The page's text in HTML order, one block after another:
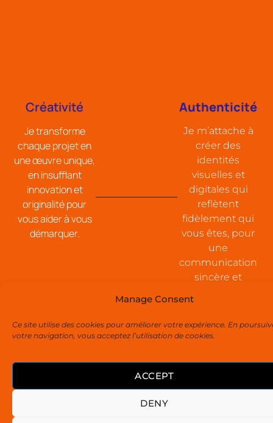
Manage Consent
Ce site utilise des cookies pour améliorer votre expérience. En
votre navigation, vous acceptez l’utilisation de cookies.
ACCEPT
DENY
Créativité
Je transforme
chaque projet en
une œuvre unique,
en insufflant
innovation et
originalité pour
vous aider à vous
démarquer.
Authenticité
Je m’attache à
créer des
identités
visuelles et
digitales qui
reflètent
fidèlement qui
vous êtes, pour
une
communication
sincère et